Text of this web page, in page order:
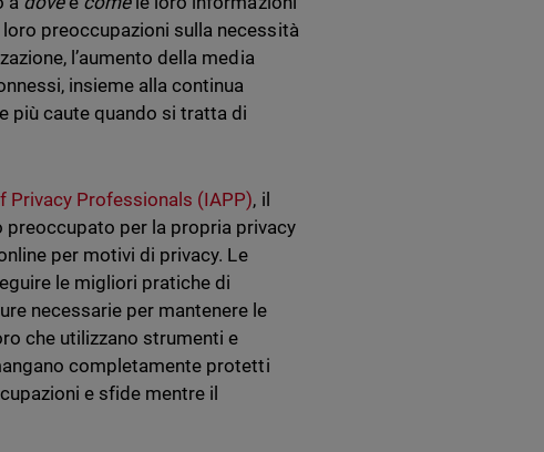
preoccupazioni sulla necessità
l’aumento della media
insieme alla continua
più caute quando si tratta di
Privacy Professionals (IAPP), il
per la propria privacy
per motivi di privacy. Le
le migliori pratiche di
necessarie per mantenere le
che utilizzano strumenti e
completamente protetti
e sfide mentre il